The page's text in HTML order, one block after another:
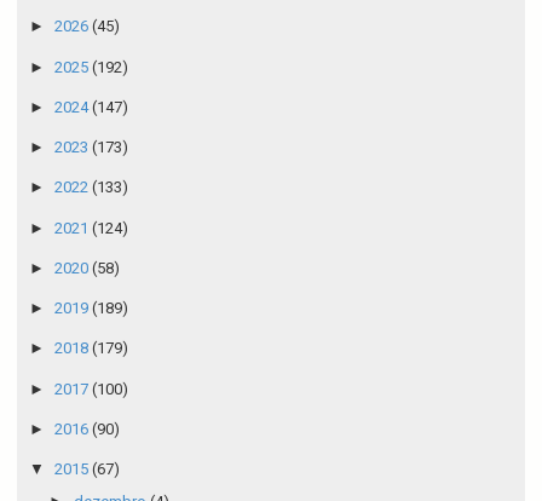
► 2026 (45)
► 2025 (192)
► 2024(147)
► 2023 (173)
► 2022 (133)
► 2021 (124)
► 2020 (58)
► 2019 (189)
► 2018 (179)
► 2017 (100)
► 2016 (90)
▼ 2015 (67)